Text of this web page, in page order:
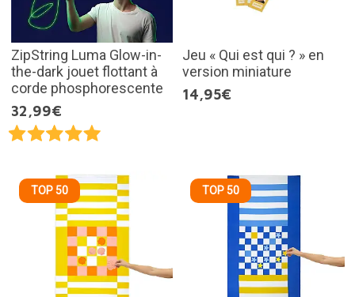
ZipString Luma Glow-in-
the-dark jouet flottant à
corde phosphorescente
32,99€
Jeu « Qui est qui ? » en
version miniature
14,95€
TOP 50 TOP 50